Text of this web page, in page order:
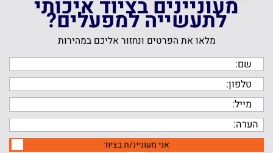
מעוניינים בציוד איכותי
לתעשייה למפעלים?
מלאו את הפרטים ונחזור אליכם במהירות
אני מעוניינ/ת בציוד